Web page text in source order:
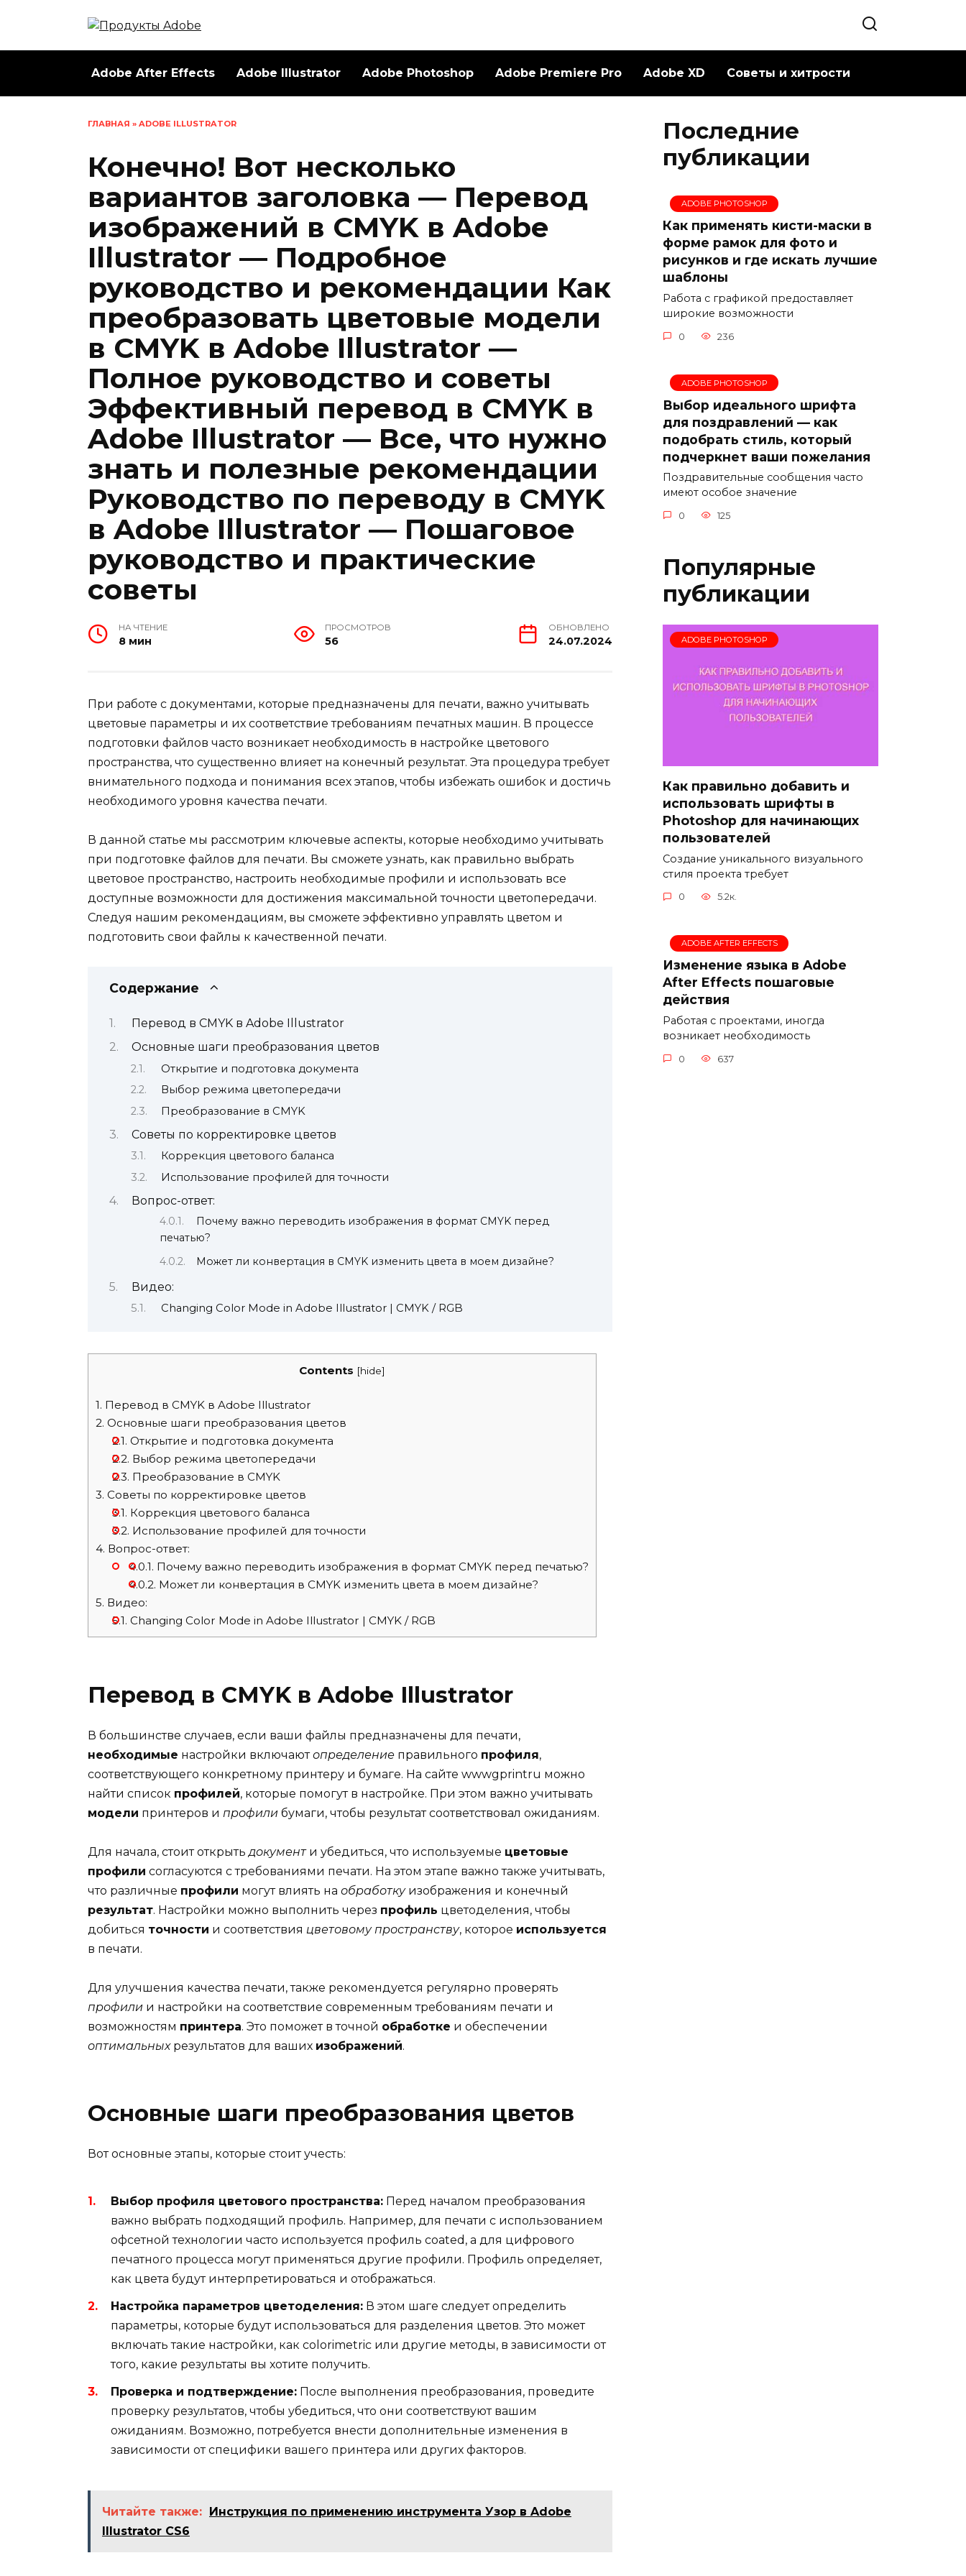
Adobe After Effects Adobe Illustrator Adobe Photoshop Adobe Premiere Pro Adobe XD Советы и хитрости
ГЛАВНАЯ » ADOBE ILLUSTRATOR
Конечно! Вот несколько
вариантов заголовка — Перевод
изображений в CMYK в Adobe
Illustrator — Подробное
руководство и рекомендации Как
преобразовать цветовые модели
в CMYK в Adobe Illustrator —
Полное руководство и советы
Эффективный перевод в CMYK в
Adobe Illustrator — Все, что нужно
знать и полезные рекомендации
Руководство по переводу в CMYK
в Adobe Illustrator — Пошаговое
руководство и практические
советы
НА ЧТЕНИЕ
8 мин
ПРОСМОТРОВ
56
ОБНОВЛЕНО
24.07.2024
При работе с документами, которые предназначены для печати, важно учитывать
цветовые параметры и их соответствие требованиям печатных машин. В процессе
подготовки файлов часто возникает необходимость в настройке цветового
пространства, что существенно влияет на конечный результат. Эта процедура требует
внимательного подхода и понимания всех этапов, чтобы избежать ошибок и достичь
необходимого уровня качества печати.
В данной статье мы рассмотрим ключевые аспекты, которые необходимо учитывать
при подготовке файлов для печати. Вы сможете узнать, как правильно выбрать
цветовое пространство, настроить необходимые профили и использовать все
доступные возможности для достижения максимальной точности цветопередачи.
Следуя нашим рекомендациям, вы сможете эффективно управлять цветом и
подготовить свои файлы к качественной печати.
Содержание
Перевод в CMYK в Adobe Illustrator
Основные шаги преобразования цветов
Открытие и подготовка документа
Выбор режима цветопередачи
Преобразование в CMYK
Советы по корректировке цветов
Коррекция цветового баланса
Использование профилей для точности
Вопрос-ответ:
Почему важно переводить изображения в формат CMYK перед
печатью?
Может ли конвертация в CMYK изменить цвета в моем дизайне?
Видео:
Changing Color Mode in Adobe Illustrator | CMYK / RGB
Contents [hide]
1. Перевод в CMYK в Adobe Illustrator
2. Основные шаги преобразования цветов
2.1. Открытие и подготовка документа
2.2. Выбор режима цветопередачи
2.3. Преобразование в CMYK
3. Советы по корректировке цветов
3.1. Коррекция цветового баланса
3.2. Использование профилей для точности
4. Вопрос-ответ:
4.0.1. Почему важно переводить изображения в формат CMYK перед печатью?
4.0.2. Может ли конвертация в CMYK изменить цвета в моем дизайне?
5. Видео:
5.1. Changing Color Mode in Adobe Illustrator | CMYK / RGB
Перевод в CMYK в Adobe Illustrator
В большинстве случаев, если ваши файлы предназначены для печати,
необходимые настройки включаютопределение правильного профиля,
соответствующего конкретному принтеру и бумаге. На сайте wwwgprintru можно
найти список профилей, которые помогут в настройке. При этом важно учитывать
модели принтеров и профили бумаги, чтобы результат соответствовал ожиданиям.
Для начала, стоит открытьдокументи убедиться, что используемые цветовые
профили согласуются с требованиями печати. На этом этапе важно также учитывать,
что различные профили могут влиять на обработкуизображения и конечный
результат. Настройки можно выполнить через профиль цветоделения, чтобы
добиться точности и соответствия цветовому пространству, которое используется
в печати.
Для улучшения качества печати, также рекомендуется регулярно проверять
профили и настройки на соответствие современным требованиям печати и
возможностям принтера. Это поможет в точной обработке и обеспечении
оптимальныхрезультатов для ваших изображений.
Основные шаги преобразования цветов
Вот основные этапы, которые стоит учесть:
Выбор профиля цветового пространства: Перед началом преобразования
важно выбрать подходящий профиль. Например, для печати с использованием
офсетной технологии часто используется профиль coated, а для цифрового
печатного процесса могут применяться другие профили. Профиль определяет,
как цвета будут интерпретироваться и отображаться.
Настройка параметров цветоделения: В этом шаге следует определить
параметры, которые будут использоваться для разделения цветов. Это может
включать такие настройки, как colorimetric или другие методы, в зависимости от
того, какие результаты вы хотите получить.
Проверка и подтверждение: После выполнения преобразования, проведите
проверку результатов, чтобы убедиться, что они соответствуют вашим
ожиданиям. Возможно, потребуется внести дополнительные изменения в
зависимости от специфики вашего принтера или других факторов.
Читайте также:
Инструкция по применению инструмента Узор в Adobe
Illustrator CS6
Последние
публикации
ADOBE PHOTOSHOP
Как применять кисти-маски в
форме рамок для фото и
рисунков и где искать лучшие
шаблоны
Работа с графикой предоставляет
широкие возможности
0 236
ADOBE PHOTOSHOP
Выбор идеального шрифта
для поздравлений — как
подобрать стиль, который
подчеркнет ваши пожелания
Поздравительные сообщения часто
имеют особое значение
0 125
Популярные
публикации
ADOBE PHOTOSHOP
Как правильно добавить и
использовать шрифты в
Photoshop для начинающих
пользователей
Создание уникального визуального
стиля проекта требует
0 5.2к.
ADOBE AFTER EFFECTS
Изменение языка в Adobe
After Effects пошаговые
действия
Работая с проектами, иногда
возникает необходимость
0 637